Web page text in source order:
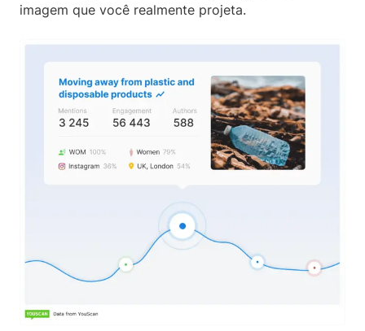
imagem que você realmente projeta.